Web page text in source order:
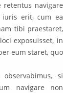
navigare
erit, cum ea
tibi praestaret,
exposuisset, in
eum staret, quo
si
navigare non